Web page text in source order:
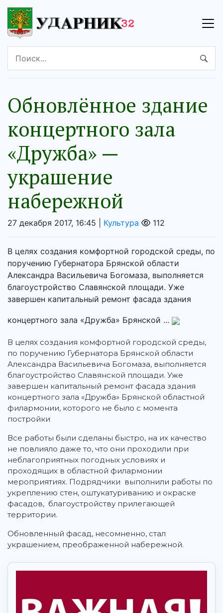
Обновлённое здание
концертного зала
«Дружба» —
украшение
набережной
27 декабря 2017, 16:45 | Культура 112
В целях создания комфортной городской среды, по
поручению Губернатора Брянской области
Александра Васильевича Богомаза, выполняется
благоустройство Славянской площади. Уже
завершен капитальный ремонт фасада здания
концертного зала «Дружба» Брянской ...
В целях создания комфортной городской среды,
по поручению Губернатора Брянской области
Александра Васильевича Богомаза, выполняется
благоустройство Славянской площади. Уже
завершен капитальный ремонт фасада здания
концертного зала «Дружба» Брянской областной
филармонии, которого не было с момента
постройки
Все работы были сделаны быстро, на их качество
не повлияло даже то, что они проходили при
неблагоприятных погодных условиях и
проходящих в областной филармонии
мероприятиях. Подрядчики выполнили работы по
укреплению стен, оштукатуриванию и окраске
фасадов, благоустройству прилегающей
территории.
Обновленный фасад, несомненно, стал
украшением, преображенной набережной.